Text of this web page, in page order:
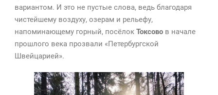
вариантом. И это не пустые слова, ведь благодаря
чистейшему воздуху, озерам и рельефу,
напоминающему горный, посёлок Токсово в начале
прошлого века прозвали «Петербургской
Швейцарией».